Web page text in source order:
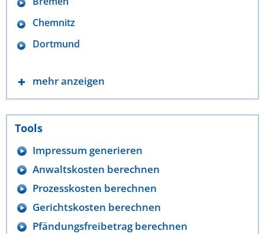
Chemnitz
Dortmund
mehr anzeigen
Tools
Impressum generieren
Anwaltskosten berechnen
Prozesskosten berechnen
Gerichtskosten berechnen
Pfändungsfreibetrag berechnen